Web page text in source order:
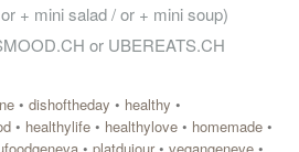
+ mini salad / or + mini soup)
or UBEREATS.CH
• dishoftheday • healthy •
• healthylife • healthylove • homemade •
• platdujour• vegangeneve •